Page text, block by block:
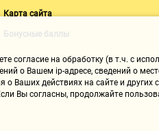
Карта сайта
Бонусные баллы
согласие на обработку (в т.ч. с
о Вашем ip-адресе, сведений о
о Ваших действиях на сайте и
Вы согласны, продолжайте